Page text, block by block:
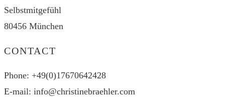
Selbstmitgefühl
80456 München
CONTACT
Phone: +49(0)17670642428
E-mail: info@christinebraehler.com